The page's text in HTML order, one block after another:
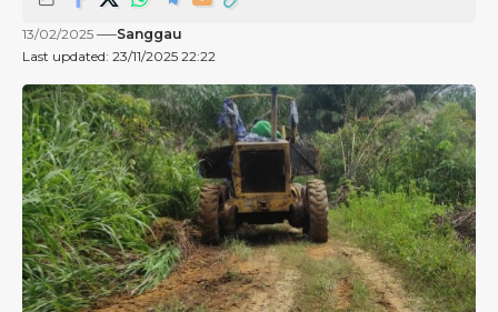
Last updated: 23/11/2025 22:22
13/02/2025 Sanggau